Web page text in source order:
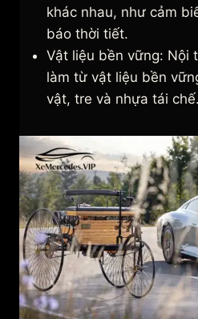
khác nhau, như cảm
báo thời tiết.
Vật liệu bền vững: Nội
làm từ vật liệu bền
vật, tre và nhựa tái chế.